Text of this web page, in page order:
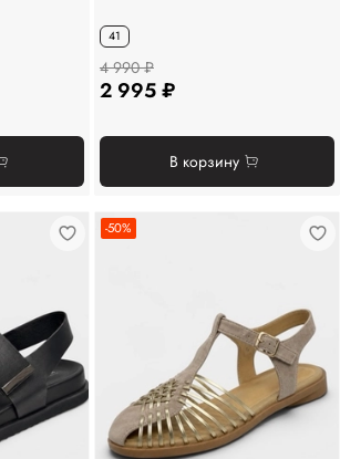
41
4 990 ₽
2 995 ₽
В корзину
-50%